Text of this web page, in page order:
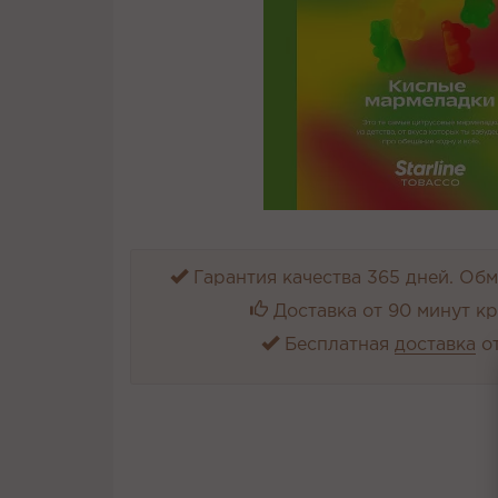
Гарантия качества 365 дней.
Доставка от 90 минут
Бесплатная доставка